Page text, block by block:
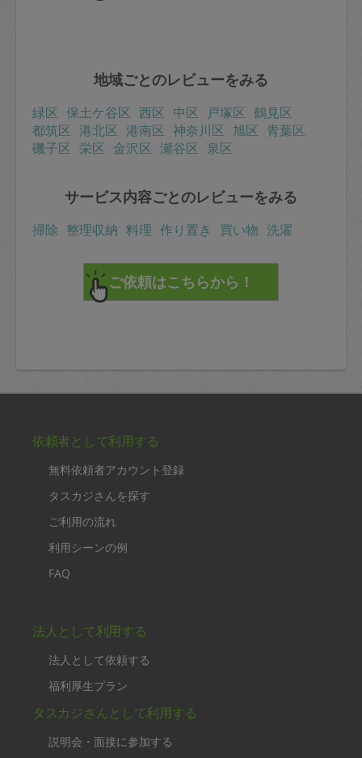
地域ごとのレビューをみる
緑区 保土ケ谷区 西区 中区 戸塚区 鶴見区
都筑区 港北区 港南区 神奈川区 旭区 青葉区
磯子区 栄区 金沢区 瀬谷区 泉区
サービス内容ごとのレビューをみる
掃除 整理収納 料理 作り置き 買い物 洗濯
依頼者として利用する
無料依頼者アカウント登録
タスカジさんを探す
ご利用の流れ
利用シーンの例
FAQ
法人として利用する
法人として依頼する
福利厚生プラン
タスカジさんとして利用する
説明会・面接に参加する